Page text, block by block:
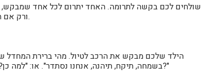
שולחים לכם בקשה לתרומה. האחד יתרום לכל אחד שמבקש,
ורק אם תהיה לו תשובה טובה לשאלה "למה כן?", הוא יתרום.
הילד שלכם מבקש את הרכב לטיול. מהי ברירת
בשמחה, תיקח, תיהנה, אנחנו נסתדר". או: "למה כן? למה שוב אתה? אין עוד מישהו שיכול להוציא רכב?"